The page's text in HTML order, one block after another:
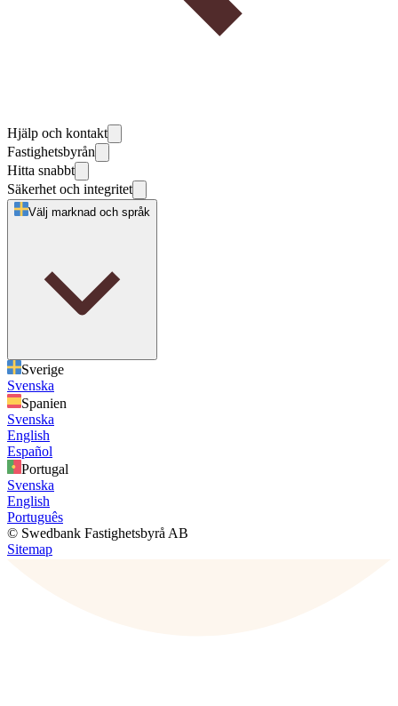
Hjälp och kontakt
Fastighetsbyrån
Hitta snabbt
Säkerhet och integritet
Välj marknad och språk
Sverige
Svenska
Spanien
Svenska
English
Español
Portugal
Svenska
English
Português
© Swedbank Fastighetsbyrå AB
Sitemap